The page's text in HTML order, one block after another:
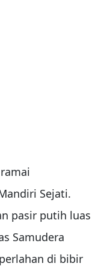
Sejati.
pasir putih luas
Samudera
di bibir